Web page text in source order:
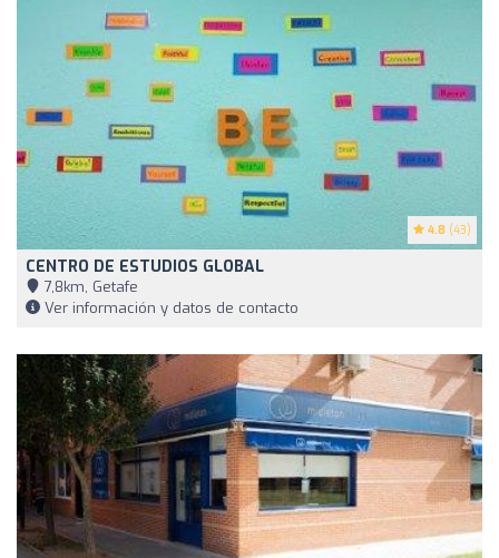
4.8 (43)
CENTRO DE ESTUDIOS GLOBAL
7,8km, Getafe
Ver información y datos de contacto